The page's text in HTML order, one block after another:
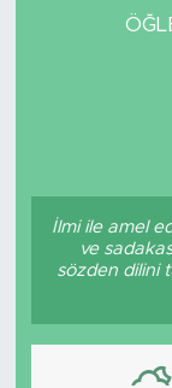
İlmi ile amel
ve
sözden dilini
Tüm